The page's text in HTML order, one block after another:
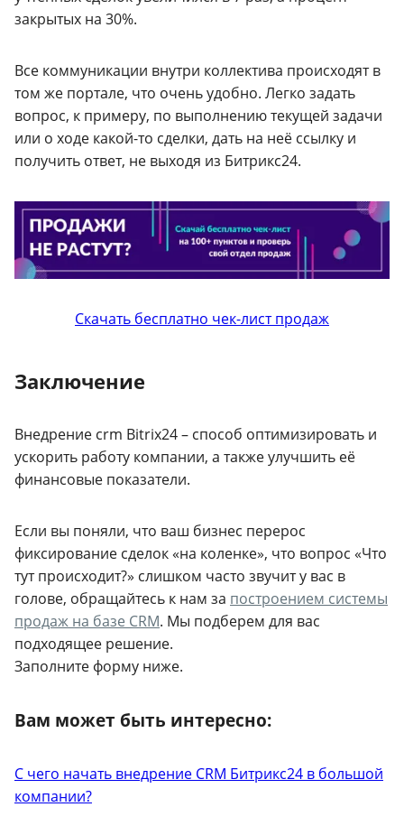
закрытых на 30%.
Все коммуникации внутри коллектива происходят в
том же портале, что очень удобно. Легко задать
вопрос, к примеру, по выполнению текущей задачи
или о ходе какой-то сделки, дать на неё ссылку и
получить ответ, не выходя из Битрикс24.
Скачать бесплатно чек-лист продаж
Заключение
Внедрение crm Bitrix24 – способ оптимизировать и
ускорить работу компании, а также улучшить её
финансовые показатели.
Если вы поняли, что ваш бизнес перерос
фиксирование сделок «на коленке», что вопрос «Что
тут происходит?» слишком часто звучит у вас в
голове, обращайтесь к нам за построением системы
продаж на базе CRM. Мы подберем для вас
подходящее решение.
Заполните форму ниже.
Вам может быть интересно:
С чего начать внедрение CRM Битрикс24 в большой
компании?